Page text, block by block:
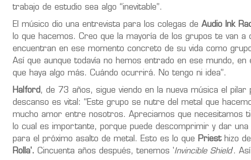
trabajo de estudio sea algo “inevitable”.
El músico dio una entrevista para los colegas de Audio Ink
lo que hacemos. Creo que la mayoría de los grupos te van
encuentran en ese momento concreto de su vida como
Así que aunque todavía no hemos entrado en ese mundo, en
que haya algo más. Cuándo ocurrirá. No tengo ni idea”.
Halford, de 73 años, sigue viendo en la nueva música el
descanso es vital: “Este grupo se nutre del metal que
mucho amor entre nosotros. Apreciamos que necesitamos
lo cual es importante, porque puede descomprimir y dar
para el próximo asalto de metal. Esto es lo que Priesthizo
Rolla'. Cincuenta años después, tenemos 'Invincible Shield'.